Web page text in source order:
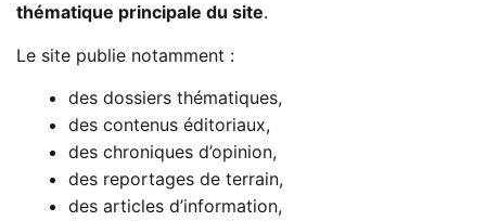
thématique principale du site.
Le site publie notamment :
des dossiers thématiques,
des contenus éditoriaux,
des chroniques d’opinion,
des reportages de terrain,
des articles d’information,